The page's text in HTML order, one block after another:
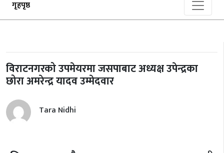
गृहपृष्ठ
विराटनगरको उपमेयरमा जसपाबाट अध्यक्ष उपेन्द्रका
छोरा अमरेन्द्र यादव उम्मेदवार
Tara Nidhi